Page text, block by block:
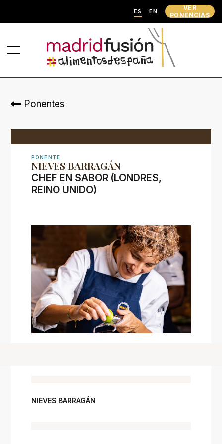
ES EN
VER
PONENCIAS
Ponentes
PONENTE
NIEVES BARRAGÁN
CHEF EN SABOR (LONDRES,
REINO UNIDO)
NIEVES BARRAGÁN